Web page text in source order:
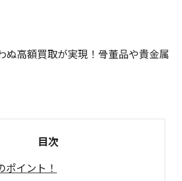
ぬ高額買取が実現！骨董品や貴金属
目次
ポイント！